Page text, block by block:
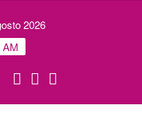
2026
AM